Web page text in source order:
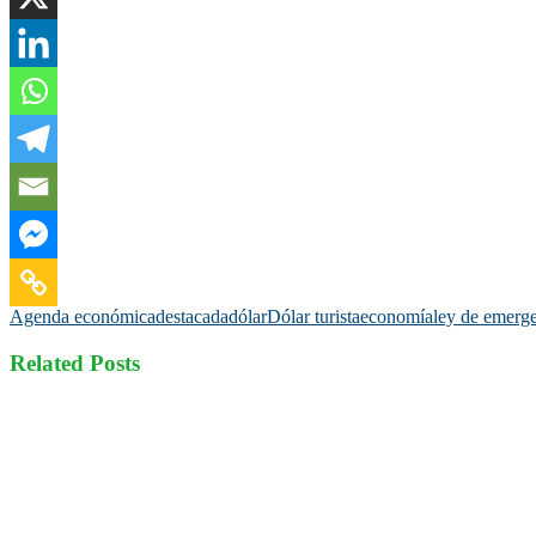
Agenda económicadestacadadólarDólar turistaeconomíaley de
Related Posts